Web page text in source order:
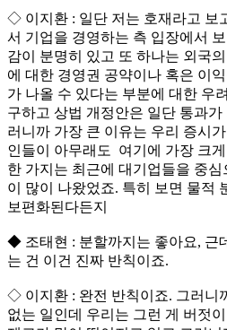
◇ 이지환 : 일단 저는 호재라고 보
서 기업을 경영하는 측 입장에서
감이 분명히 있고 또 하나는 외국
에 대한 경영권 공약이나 혹은 이
가 나올 수 있다는 부분에 대한 우
구하고 상법 개정안은 일단 통과
러니까 가장 큰 이유는 우리 증시
인들이 아무래도 여기에 가장 크
한 가지는 최근에 대기업들을 중
이 많이 나왔었죠. 특히 보면 물적
보편화된다든지
◆ 조태현 : 분할까지는 좋아요, 근
는 건 이건 진짜 반칙이죠.
◇ 이지환 : 완전 반칙이죠. 그러니
없는 일인데 우리는 그런 게 버젓